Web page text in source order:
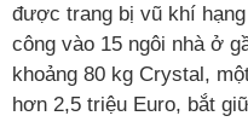
được trang bị vũ khí
công vào 15 ngôi nhà ở
khoảng 80 kg Crystal,
hơn 2,5 triệu Euro, bắt